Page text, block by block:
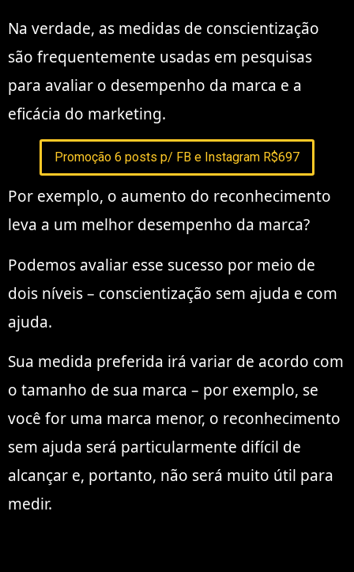
Na verdade, as medidas de conscientização
são frequentemente usadas em pesquisas
para avaliar o desempenho da marca e a
eficácia do marketing.
Promoção 6 posts p/ FB e Instagram R$697
Por exemplo, o aumento do reconhecimento
leva a um melhor desempenho da marca?
Podemos avaliar esse sucesso por meio de
dois níveis – conscientização sem ajuda e com
ajuda.
Sua medida preferida irá variar de acordo com
o tamanho de sua marca – por exemplo, se
você for uma marca menor, o reconhecimento
sem ajuda será particularmente difícil de
alcançar e, portanto, não será muito útil para
medir.